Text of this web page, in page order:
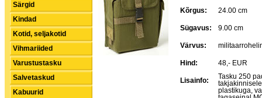
Särgid
Kindad
Kotid, seljakotid
Vihmariided
Varustustasku
Salvetaskud
Kabuurid
Kõrgus: 24.00 cm
Sügavus: 9.00 cm
Värvus:
Hind: 48,- EUR
Lisainfo:
Tasku 250
plastikuga,